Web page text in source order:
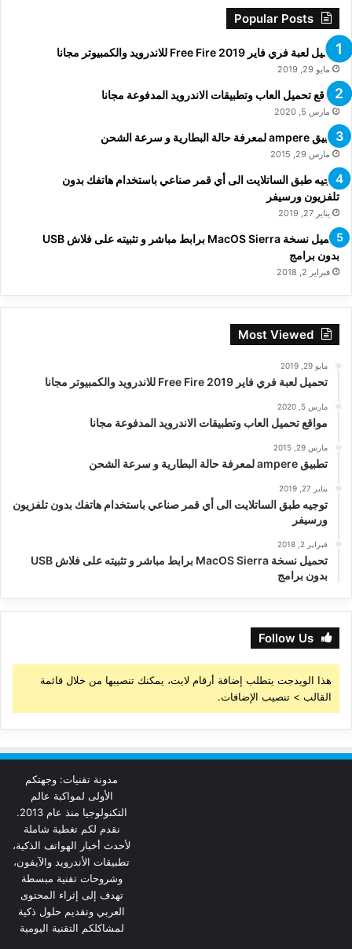
Popular Posts
تحميل لعبة فري فاير Free Fire 2019 للاندرويد والكمبيوتر مجانا
مايو 29, 2019
مواقع تحميل العاب وتطبيقات الاندرويد المدفوعة مجانا
مارس 5, 2020
تطبيق ampere لمعرفة حالة البطارية و سرعة الشحن
مارس 29, 2015
توجيه طبق الساتلايت الى أي قمر صناعي باستخدام هاتفك بدون
تلفزيون ورسيفر
يناير 27, 2019
تحميل نسخة MacOS Sierra برابط مباشر و تثبيته على فلاش USB
بدون برامج
فبراير 2, 2018
Most Viewed
مايو 29, 2019
تحميل لعبة فري فاير Free Fire 2019 للاندرويد والكمبيوتر مجانا
مارس 5, 2020
مواقع تحميل العاب وتطبيقات الاندرويد المدفوعة مجانا
مارس 29, 2015
تطبيق ampere لمعرفة حالة البطارية و سرعة الشحن
يناير 27, 2019
توجيه طبق الساتلايت الى أي قمر صناعي باستخدام هاتفك بدون تلفزيون
ورسيفر
فبراير 2, 2018
تحميل نسخة MacOS Sierra برابط مباشر و تثبيته على فلاش USB
بدون برامج
Follow Us
هذا الويدجت يتطلب إضافة أرقام لايت، يمكنك تنصيبها من خلال قائمة
القالب > تنصيب الإضافات.
مدونة تقنيات: وجهتكم
الأولى لمواكبة عالم
التكنولوجيا منذ عام 2013.
نقدم لكم تغطية شاملة
لأحدث أخبار الهواتف الذكية،
تطبيقات الأندرويد والآيفون،
وشروحات تقنية مبسطة
تهدف إلى إثراء المحتوى
العربي وتقديم حلول ذكية
لمشاكلكم التقنية اليومية